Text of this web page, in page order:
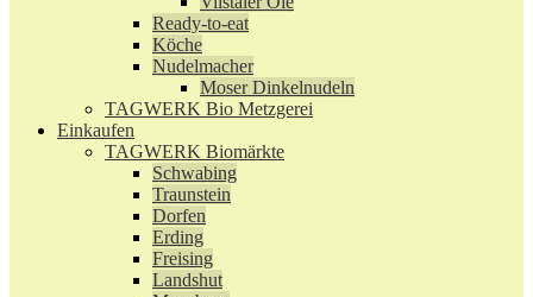
Ready-to-eat
Köche
Nudelmacher
Moser Dinkelnudeln
TAGWERK Bio Metzgerei
Einkaufen
TAGWERK Biomärkte
Schwabing
Traunstein
Dorfen
Erding
Freising
Landshut